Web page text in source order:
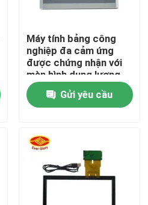
Máy tính bảng công
nghiệp đa cảm ứng
được chứng nhận với
màn hình dung lượng
Gửi yêu cầu